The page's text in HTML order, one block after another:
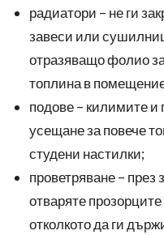
радиатори – не ги
завеси или
отразяващо фолио
топлина в
подове – килимите и
усещане за повече
студени настилки;
проветряване –
отваряте
отколкото да ги